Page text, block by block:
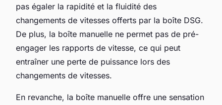
pas égaler la rapidité et la fluidité des
changements de vitesses offerts par la boîte DSG.
De plus, la boîte manuelle ne permet pas de pré-
engager les rapports de vitesse, ce qui peut
entraîner une perte de puissance lors des
changements de vitesses.
En revanche, la boîte manuelle offre une sensation